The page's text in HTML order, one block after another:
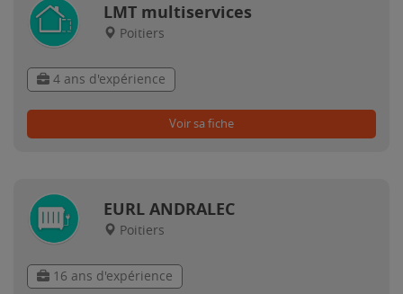
LMT multiservices
Poitiers
4 ans d'expérience
Voir sa fiche
EURL ANDRALEC
Poitiers
16 ans d'expérience